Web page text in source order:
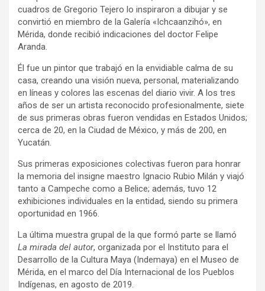
cuadros de Gregorio Tejero lo inspiraron a dibujar y se
convirtió en miembro de la Galería «Ichcaanzihó», en
Mérida, donde recibió indicaciones del doctor Felipe
Aranda.
Él fue un pintor que trabajó en la envidiable calma de su
casa, creando una visión nueva, personal, materializando
en líneas y colores las escenas del diario vivir. A los tres
años de ser un artista reconocido profesionalmente, siete
de sus primeras obras fueron vendidas en Estados Unidos;
cerca de 20, en la Ciudad de México, y más de 200, en
Yucatán.
Sus primeras exposiciones colectivas fueron para honrar
la memoria del insigne maestro Ignacio Rubio Milán y viajó
tanto a Campeche como a Belice; además, tuvo 12
exhibiciones individuales en la entidad, siendo su primera
oportunidad en 1966.
La última muestra grupal de la que formó parte se llamó
La mirada del autor, organizada por el Instituto para el
Desarrollo de la Cultura Maya (Indemaya) en el Museo de
Mérida, en el marco del Día Internacional de los Pueblos
Indígenas, en agosto de 2019.